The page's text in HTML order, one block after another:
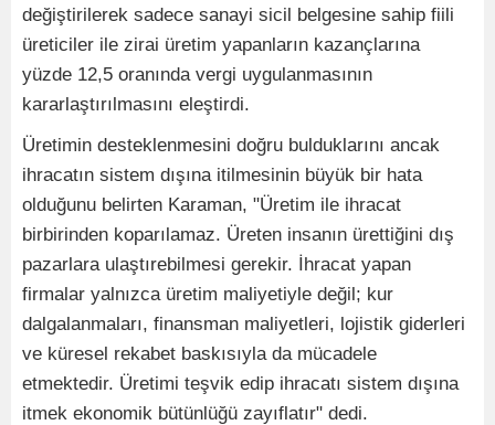
değiştirilerek sadece sanayi sicil belgesine sahip fiili
üreticiler ile zirai üretim yapanların kazançlarına
yüzde 12,5 oranında vergi uygulanmasının
kararlaştırılmasını eleştirdi.
Üretimin desteklenmesini doğru bulduklarını ancak
ihracatın sistem dışına itilmesinin büyük bir hata
olduğunu belirten Karaman, "Üretim ile ihracat
birbirinden koparılamaz. Üreten insanın ürettiğini dış
pazarlara ulaştırebilmesi gerekir. İhracat yapan
firmalar yalnızca üretim maliyetiyle değil; kur
dalgalanmaları, finansman maliyetleri, lojistik giderleri
ve küresel rekabet baskısıyla da mücadele
etmektedir. Üretimi teşvik edip ihracatı sistem dışına
itmek ekonomik bütünlüğü zayıflatır" dedi.